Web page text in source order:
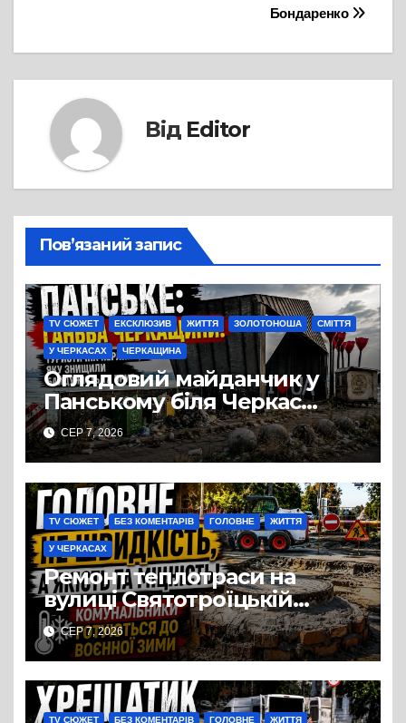
Бондаренко
Від Editor
Пов’язаний запис
TV СЮЖЕТ ЕКСКЛЮЗИВ ЖИТТЯ ЗОЛОТОНОША СМІТТЯ
У ЧЕРКАСАХ ЧЕРКАЩИНА
Оглядовий майданчик у
Панському біля Черкас
перетворився на занедбане
сміттєзвалище
СЕР 7, 2026
TV СЮЖЕТ БЕЗ КОМЕНТАРІВ ГОЛОВНЕ ЖИТТЯ
У ЧЕРКАСАХ
Ремонт теплотраси на
вулиці Святотроїцькій
затягнувся порівняно із
запланованими термінами.
Вулицю досі не відкрили
для руху
СЕР 7, 2026
TV СЮЖЕТ БЕЗ КОМЕНТАРІВ ГОЛОВНЕ ЖИТТЯ